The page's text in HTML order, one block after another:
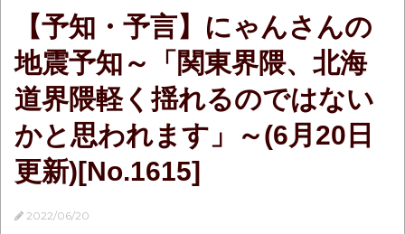
【予知・予言】にゃんさんの
地震予知～「関東界隈、北海
道界隈軽く揺れるのではない
かと思われます」～(6月20日
更新)[No.1615]
2022/06/20